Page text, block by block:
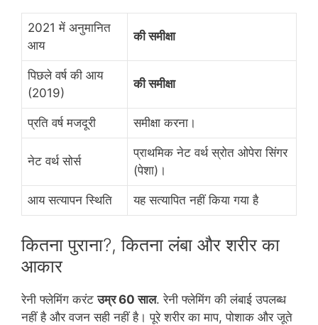
2021 में अनुमानित
आय
की समीक्षा
पिछले वर्ष की आय
(2019)
की समीक्षा
प्रति वर्ष मजदूरी समीक्षा करना।
नेट वर्थ सोर्स
प्राथमिक नेट वर्थ स्रोत ओपेरा सिंगर
(पेशा)।
आय सत्यापन स्थिति यह सत्यापित नहीं किया गया है
कितना पुराना?, कितना लंबा और शरीर का
आकार
रेनी फ्लेमिंग करंटउम्र 60 साल. रेनी फ्लेमिंग की लंबाई उपलब्ध
नहीं है और वजन सही नहीं है। पूरे शरीर का माप, पोशाक और जूते